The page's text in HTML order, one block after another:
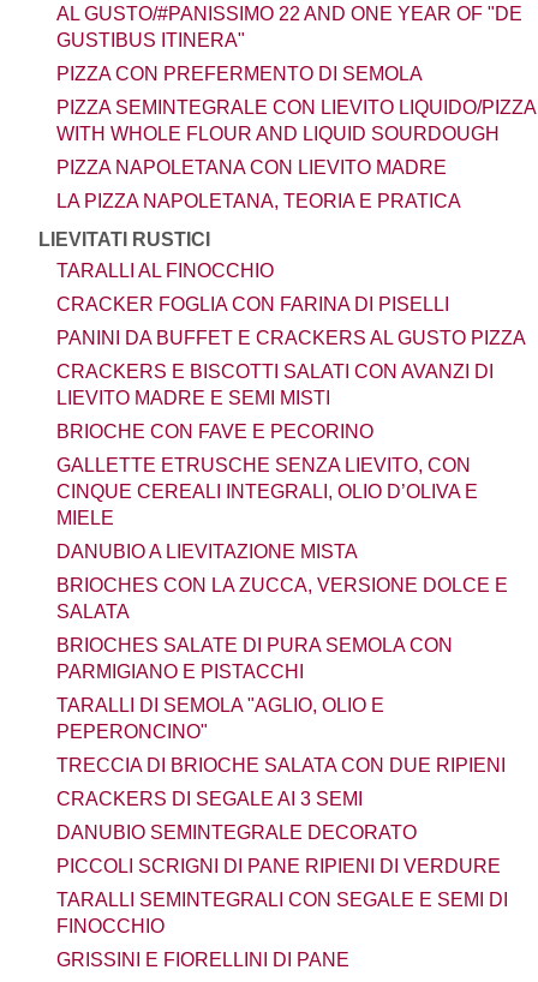
AL GUSTO/#PANISSIMO 22 AND ONE YEAR OF "DE
GUSTIBUS ITINERA"
PIZZA CON PREFERMENTO DI SEMOLA
PIZZA SEMINTEGRALE CON LIEVITO LIQUIDO/PIZZA
WITH WHOLE FLOUR AND LIQUID SOURDOUGH
PIZZA NAPOLETANA CON LIEVITO MADRE
LA PIZZA NAPOLETANA, TEORIA E PRATICA
LIEVITATI RUSTICI
TARALLI AL FINOCCHIO
CRACKER FOGLIA CON FARINA DI PISELLI
PANINI DA BUFFET E CRACKERS AL GUSTO PIZZA
CRACKERS E BISCOTTI SALATI CON AVANZI DI
LIEVITO MADRE E SEMI MISTI
BRIOCHE CON FAVE E PECORINO
GALLETTE ETRUSCHE SENZA LIEVITO, CON
CINQUE CEREALI INTEGRALI, OLIO D’OLIVA E
MIELE
DANUBIO A LIEVITAZIONE MISTA
BRIOCHES CON LA ZUCCA, VERSIONE DOLCE E
SALATA
BRIOCHES SALATE DI PURA SEMOLA CON
PARMIGIANO E PISTACCHI
TARALLI DI SEMOLA "AGLIO, OLIO E
PEPERONCINO"
TRECCIA DI BRIOCHE SALATA CON DUE RIPIENI
CRACKERS DI SEGALE AI 3 SEMI
DANUBIO SEMINTEGRALE DECORATO
PICCOLI SCRIGNI DI PANE RIPIENI DI VERDURE
TARALLI SEMINTEGRALI CON SEGALE E SEMI DI
FINOCCHIO
GRISSINI E FIORELLINI DI PANE